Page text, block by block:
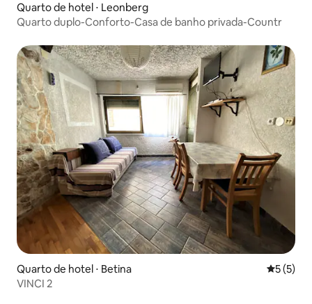
Quarto de hotel ⋅ Leonberg
Quarto duplo-Conforto-Casa de banho privada-Countr
Quarto de hotel ⋅ Betina 5 de
5 (5)
VINCI 2